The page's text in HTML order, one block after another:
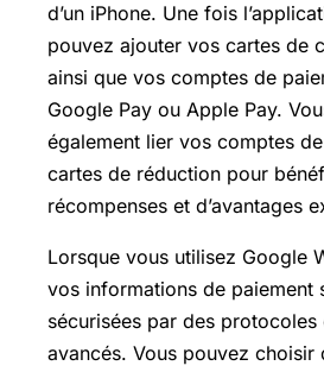
d’un iPhone. Une fois
pouvez ajouter vos cartes de
ainsi que vos comptes de
Google Pay ou Apple Pay.
également lier vos comptes
cartes de réduction pour
récompenses et d’avantages
Lorsque vous utilisez Google
vos informations de paiement
sécurisées par des protocoles
avancés. Vous pouvez choisir